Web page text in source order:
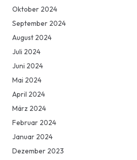
Oktober 2024
September 2024
August 2024
Juli 2024
Juni 2024
Mai 2024
April 2024
März 2024
Februar 2024
Januar 2024
Dezember 2023